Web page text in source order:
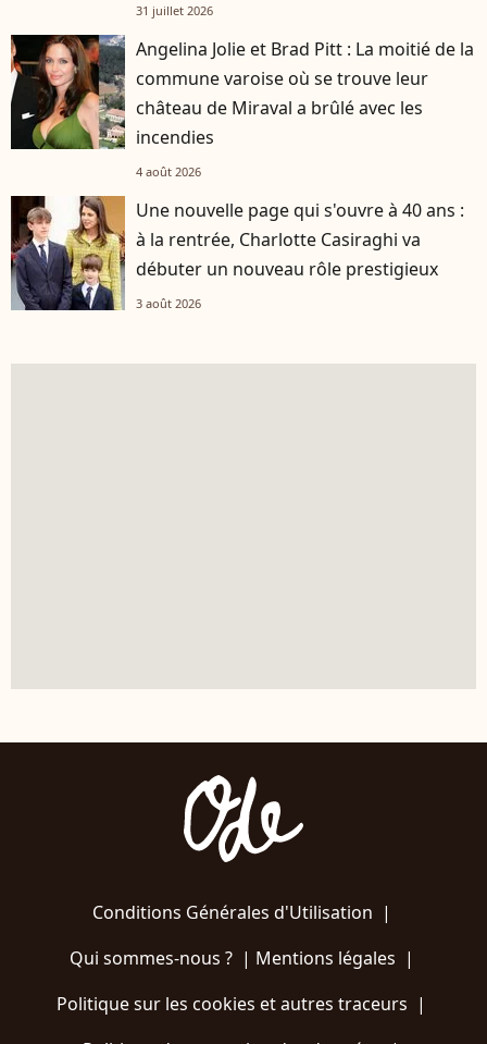
31 juillet 2026
Angelina Jolie et Brad Pitt : La moitié de la
commune varoise où se trouve leur
château de Miraval a brûlé avec les
incendies
4 août 2026
Une nouvelle page qui s'ouvre à 40 ans :
à la rentrée, Charlotte Casiraghi va
débuter un nouveau rôle prestigieux
3 août 2026
Conditions Générales d'Utilisation |
Qui sommes-nous ?| Mentions légales |
Politique sur les cookies et autres traceurs |